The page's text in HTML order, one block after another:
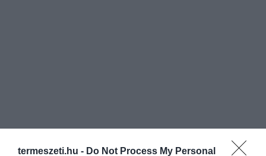
termeszeti.hu - Do Not Process My Personal